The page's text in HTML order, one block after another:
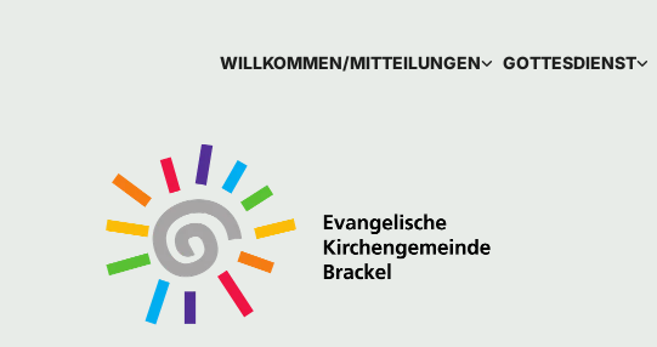
WILLKOMMEN/MITTEILUNGEN GOTTESDIENST